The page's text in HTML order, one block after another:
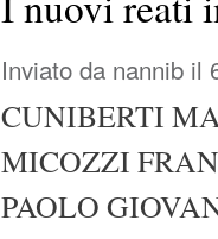
Inviato da nannib il
CUNIBERTI
MICOZZI
PAOLO